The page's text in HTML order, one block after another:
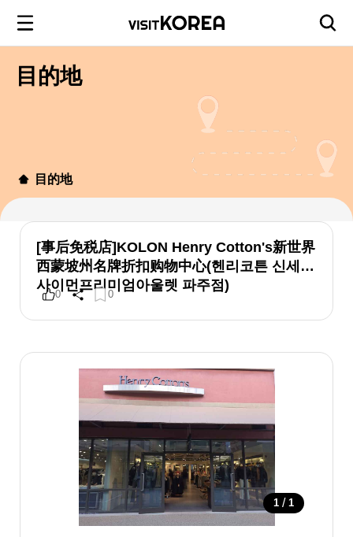
目的地
目的地
[事后免税店]KOLON Henry Cotton's新世界
西蒙坡州名牌折扣购物中心(헨리코튼 신세계
사이먼프리미엄아울렛 파주점)
0 0
1 / 1